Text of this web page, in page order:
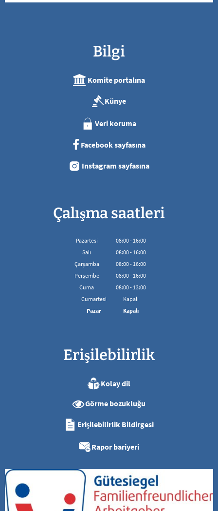
Bilgi
Komite portalına
Künye
Veri koruma
Facebook sayfasına
Instagram sayfasına
Çalışma saatleri
Pazartesi 08:00- 16:00
08:00'den 16:00'ya kadar
Salı 08:00- 16:00
08:00'den 16:00'ya kadar
Çarşamba 08:00- 16:00
08:00'den 16:00'ya kadar
Perşembe 08:00- 16:00
08:00'den 16:00'ya kadar
Cuma 08:00- 13:00
08:00 - 13:00 arası
Cumartesi
Kapalı
Pazar
Kapalı
Erişilebilirlik
Kolay dil
Görme bozukluğu
Erişilebilirlik Bildirgesi
Rapor bariyeri